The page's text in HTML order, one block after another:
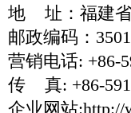
地 址：福建省
邮政编码：
营销电话: +86-
传 真: +86-
企业网站:http://